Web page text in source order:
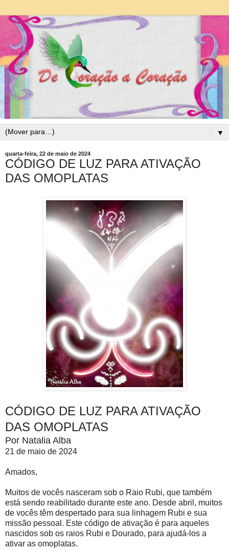
▼
quarta-feira, 22 de maio de 2024
CÓDIGO DE LUZ PARA ATIVAÇÃO
DAS OMOPLATAS
CÓDIGO DE LUZ PARA ATIVAÇÃO
DAS OMOPLATAS
Por Natalia Alba
21 de maio de 2024
Amados,
Muitos de vocês nasceram sob o Raio Rubi, que também
está sendo reabilitado durante este ano. Desde abril, muitos
de vocês têm despertado para sua linhagem Rubi e sua
missão pessoal. Este código de ativação é para aqueles
nascidos sob os raios Rubi e Dourado, para ajudá-los a
ativar as omoplatas.